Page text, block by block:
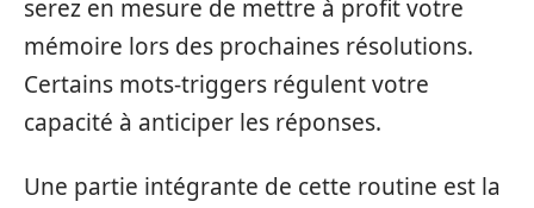
serez en mesure de mettre à profit votre
mémoire lors des prochaines résolutions.
Certains mots-triggers régulent votre
capacité à anticiper les réponses.
Une partie intégrante de cette routine est la